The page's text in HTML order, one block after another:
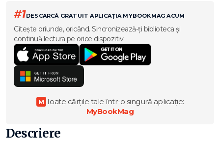
#1DESCARCĂ GRATUIT APLICAȚIA MYBOOKMAG ACUM
Citește oriunde, oricând. Sincronizează-ți biblioteca și
continuă lectura pe orice dispozitiv.
M Toate cărțile tale într-o singură aplicație:
MyBookMag
Descriere